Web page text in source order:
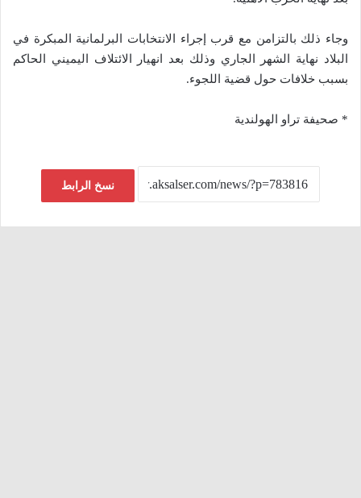
وجاء ذلك بالتزامن مع قرب إجراء الانتخابات البرلمانية المبكرة في
البلاد نهاية الشهر الجاري وذلك بعد انهيار الائتلاف اليميني الحاكم
بسبب خلافات حول قضية اللجوء.
* صحيفة تراو الهولندية
نسخ الرابط